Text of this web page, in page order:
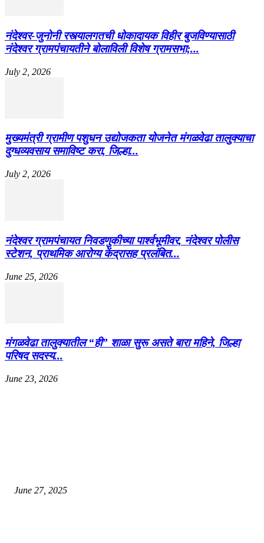
नंदेश्वर-जुनोनी रस्त्यालगतची धोकादायक विहीर बुजविण्यासाठी
नंदेश्वर ग्रामपंचायतीने बोलाविली विशेष ग्रामसभा;...
July 2, 2026
मुख्यमंत्री ग्रामीण पशुधन उद्योजकता योजनेत मंगळवेढा तालुक्याचा
दुग्धव्यवसाय समाविष्ट करा, जिल्हा...
July 2, 2026
नंदेश्वर ग्रामपंचायत निवडणुकीच्या पार्श्वभूमीवर, नंदेश्वर पोलीस
स्टेशन, प्राथमिक आरोग्य केंद्रासह प्रलंबित...
June 25, 2026
मंगळवेढा तालुक्यातील “ही” शाळा सुरू असते बारा महिने, जिल्हा
परिषद सदस्य...
June 23, 2026
June 27, 2025